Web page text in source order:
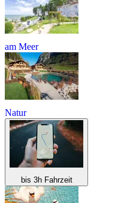
am Meer
Natur
bis 3h Fahrzeit